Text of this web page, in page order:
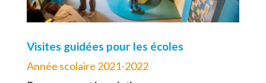
Visites guidées pour les écoles
Année scolaire 2021-2022